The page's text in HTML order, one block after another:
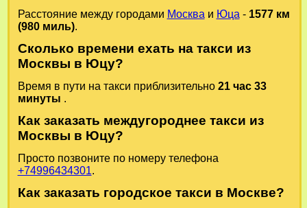
Расстояние между городами Москва и Юца - 1577 км
(980 миль).
Сколько времени ехать на такси из
Москвы в Юцу?
Время в пути на такси приблизительно 21 час 33
минуты .
Как заказать междугороднее такси из
Москвы в Юцу?
Просто позвоните по номеру телефона
+74996434301.
Как заказать городское такси в Москве?